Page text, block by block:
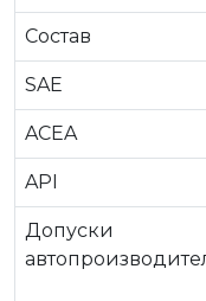
Состав
SAE
ACEA
API
Допуски